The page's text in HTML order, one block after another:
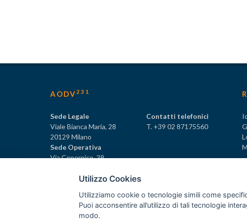
AODV 231
Sede Legale
Viale Bianca Maria, 28
20129 Milano
Sede Operativa
Via Copernico, 38
Contatti telefonici
T. +39 02 87175560
© Tutti i diritti riservati AODV
Utilizzo Cookies
Utilizziamo cookie o tecnologie simili come
Puoi acconsentire all’utilizzo di tali tecnologie
modo.